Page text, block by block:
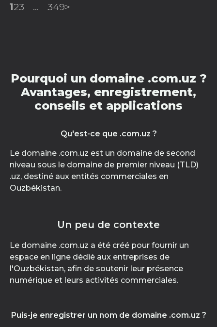
123 ... 349>
Pourquoi un domaine .com.uz ?
Avantages, enregistrement,
conseils et applications
Qu'est-ce que .com.uz ?
Le domaine .com.uz est un domaine de second
niveau sous le domaine de premier niveau (TLD)
.uz, destiné aux entités commerciales en
Ouzbékistan.
Un peu de contexte
Le domaine .com.uz a été créé pour fournir un
espace en ligne dédié aux entreprises de
l'Ouzbékistan, afin de soutenir leur présence
numérique et leurs activités commerciales.
Puis-je enregistrer un nom de domaine .com.uz ?